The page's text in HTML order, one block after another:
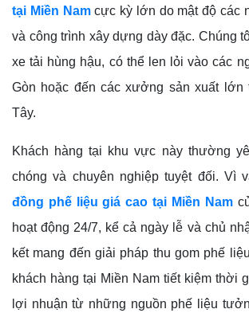
tại Miền Namcực kỳ lớn do mật độ các
và công trình xây dựng dày đặc. Chúng
xe tải hùng hậu, có thể len lỏi vào các
Gòn hoặc đến các xưởng sản xuất lớn
Tây.
Khách hàng tại khu vực này thường
chóng và chuyên nghiệp tuyệt đối. Vì
đồng phế liệu giá cao tại Miền Nam
hoạt động 24/7, kể cả ngày lễ và chủ
kết mang đến giải pháp thu gom phế
khách hàng tại Miền Nam tiết kiệm thời
lợi nhuận từ những nguồn phế liệu